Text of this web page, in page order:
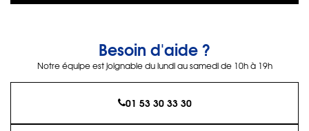
Besoin d'aide ?
Notre équipe est joignable du lundi au samedi de 10h à 19h
01 53 30 33 30